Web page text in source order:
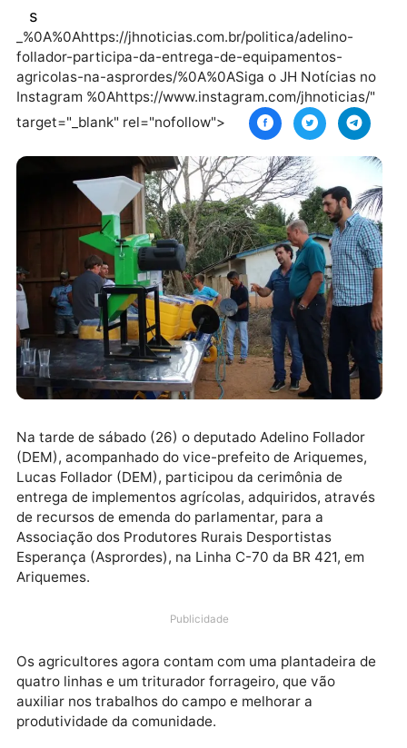
Leia
mai
s
_%0A%0Ahttps://jhnoticias.com.br/politica/adelino-
follador-participa-da-entrega-de-equipamentos-
agricolas-na-asprordes/%0A%0ASiga o JH Notícias
Instagram %0Ahttps://www.instagram.com/
target="_blank" rel="nofollow">
Na tarde de sábado (26) o deputado Adelino Follador
(DEM), acompanhado do vice-prefeito de Ariquemes,
entrega de implementos agrícolas, adquiridos,
Associação dos Produtores Rurais Desportistas
Esperança (Asprordes), na Linha C-70 da BR 421, em
Ariquemes.